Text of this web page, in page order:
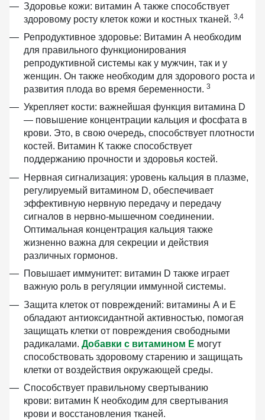
Здоровье кожи: витамин А также способствует
здоровому росту клеток кожи и костных тканей. 3,4
Репродуктивное здоровье: Витамин А необходим
для правильного функционирования
репродуктивной системы как у мужчин, так и у
женщин. Он также необходим для здорового роста и
развития плода во время беременности. 3
Укрепляет кости: важнейшая функция витамина D
— повышение концентрации кальция и фосфата в
крови. Это, в свою очередь, способствует плотности
костей. Витамин К также способствует
поддержанию прочности и здоровья костей.
Нервная сигнализация: уровень кальция в плазме,
регулируемый витамином D, обеспечивает
эффективную нервную передачу и передачу
сигналов в нервно-мышечном соединении.
Оптимальная концентрация кальция также
жизненно важна для секреции и действия
различных гормонов.
Повышает иммунитет: витамин D также играет
важную роль в регуляции иммунной системы.
Защита клеток от повреждений: витамины А и Е
обладают антиоксидантной активностью, помогая
защищать клетки от повреждения свободными
радикалами. Добавки с витамином Е могут
способствовать здоровому старению и защищать
клетки от воздействия окружающей среды.
Способствует правильному свертыванию
крови: витамин К необходим для свертывания
крови и восстановления тканей.